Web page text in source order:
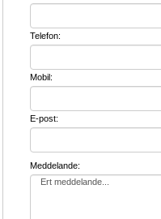
Telefon:
Mobil:
E-post:
Meddelande: